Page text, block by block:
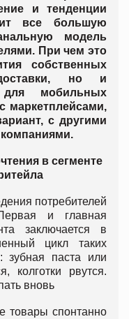
и тенденции
все большую
модель
При чем это
собственных
но и
для мобильных
маркетплейсами,
с другими
в сегменте
потребителей
и главная
заключается в
цикл таких
зубная паста или
колготки рвутся.
вновь
товары спонтанно